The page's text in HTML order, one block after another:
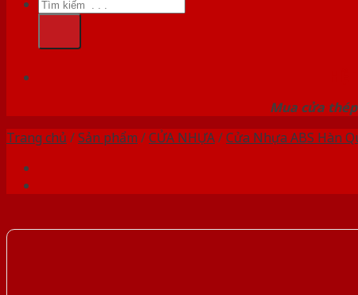
kiếm:
Mua cửa
Trang chủ /Sản phẩm /CỬA NHỰA/Cửa Nhựa ABS Hàn